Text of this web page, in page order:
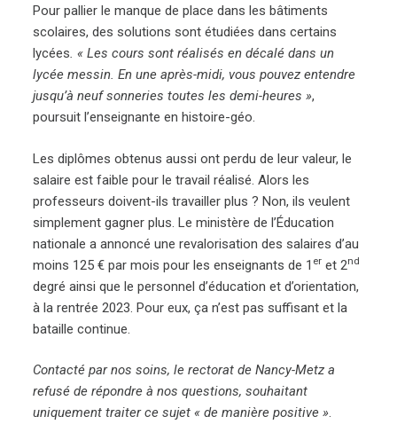
Pour pallier le manque de place dans les bâtiments
scolaires, des solutions sont étudiées dans certains
lycées. « Les cours sont réalisés en décalé dans un
lycée messin. En une après-midi, vous pouvez entendre
jusqu’à neuf sonneries toutes les demi-heures »,
poursuit l’enseignante en histoire-géo.
Les diplômes obtenus aussi ont perdu de leur valeur, le
salaire est faible pour le travail réalisé. Alors les
professeurs doivent-ils travailler plus ? Non, ils veulent
simplement gagner plus. Le ministère de l’Éducation
nationale a annoncé une revalorisation des salaires d’au
moins 125 € par mois pour les enseignants de 1 er et 2nd
degré ainsi que le personnel d’éducation et d’orientation,
à la rentrée 2023. Pour eux, ça n’est pas suffisant et la
bataille continue.
Contacté par nos soins, le rectorat de Nancy-Metz a
refusé de répondre à nos questions, souhaitant
uniquement traiter ce sujet« de manière positive ».